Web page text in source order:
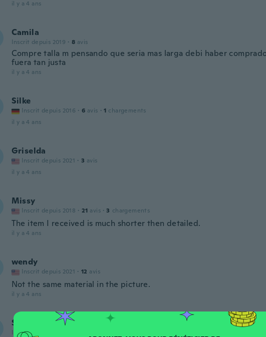
il y a 4 ans
Camila
Inscrit depuis 2019 · 8 avis
Compre talla m pensando que seria mas larga debi haber
fuera tan justa
il y a 4 ans
Silke
Inscrit depuis 2016 · 6 avis · 1 chargements
il y a 4 ans
Griselda
Inscrit depuis 2021 · 3 avis
il y a 4 ans
Missy
Inscrit depuis 2018 · 21 avis · 3 chargements
The item I received is much shorter then detailed.
il y a 4 ans
wendy
Inscrit depuis 2021 · 12 avis
Not the same material in the picture.
il y a 4 ans
Shirley
Inscrit depuis 2017